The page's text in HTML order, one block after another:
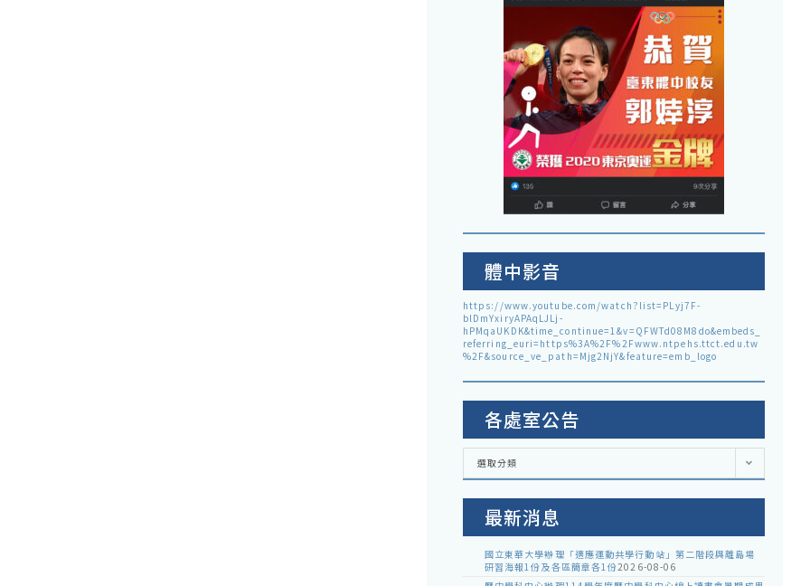
體中影音
https://www.youtube.com/watch?list=PLyj7F-
blDmYxiryAPAqLJLj-
hPMqaUKDK&time_continue=1&v=QFWTd08M8do&embeds_
referring_euri=https%3A%2F%2Fwww.ntpehs.ttct.edu.tw
%2F&source_ve_path=Mjg2NjY&feature=emb_logo
各處室公告
各
室
選取分類
最新消息
國立東華大學辦理「適應運動共學行動站」第二階段與離島場
研習海報1份及各區簡章各1份2026-08-06